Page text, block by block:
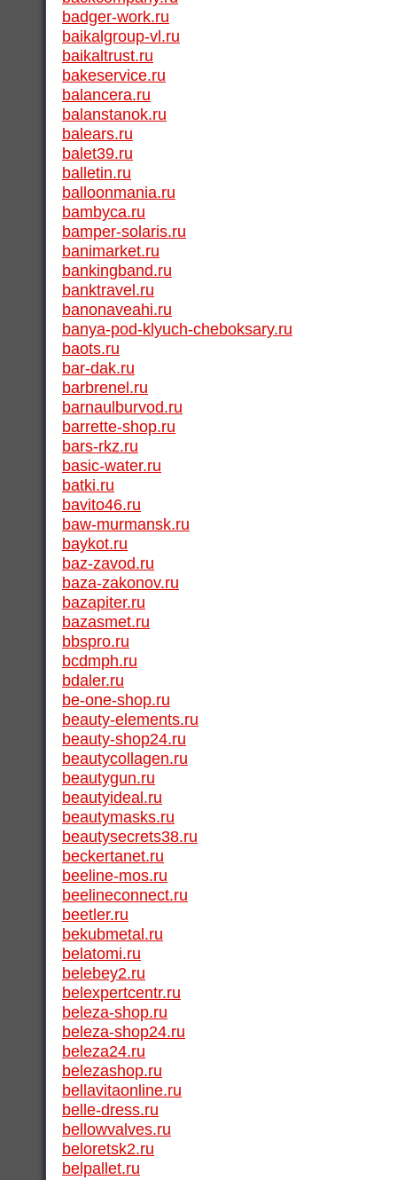
badger-work.ru
baikalgroup-vl.ru
baikaltrust.ru
bakeservice.ru
balancera.ru
balanstanok.ru
balears.ru
balet39.ru
balletin.ru
balloonmania.ru
bambyca.ru
bamper-solaris.ru
banimarket.ru
bankingband.ru
banktravel.ru
banonaveahi.ru
banya-pod-klyuch-cheboksary.ru
baots.ru
bar-dak.ru
barbrenel.ru
barnaulburvod.ru
barrette-shop.ru
bars-rkz.ru
basic-water.ru
batki.ru
bavito46.ru
baw-murmansk.ru
baykot.ru
baz-zavod.ru
baza-zakonov.ru
bazapiter.ru
bazasmet.ru
bbspro.ru
bcdmph.ru
bdaler.ru
be-one-shop.ru
beauty-elements.ru
beauty-shop24.ru
beautycollagen.ru
beautygun.ru
beautyideal.ru
beautymasks.ru
beautysecrets38.ru
beckertanet.ru
beeline-mos.ru
beelineconnect.ru
beetler.ru
bekubmetal.ru
belatomi.ru
belebey2.ru
belexpertcentr.ru
beleza-shop.ru
beleza-shop24.ru
beleza24.ru
belezashop.ru
bellavitaonline.ru
belle-dress.ru
bellowvalves.ru
beloretsk2.ru
belpallet.ru